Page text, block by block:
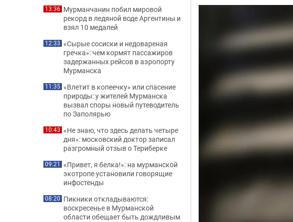
13:36 Мурманчанин побил мировой
рекорд в ледяной воде Аргентины и
взял 10 медалей
12:33 «Сырые сосиски и недовареная
гречка»: чем кормят пассажиров
задержанных рейсов в аэропорту
Мурманска
11:35 «Влетит в копеечку» или спасение
природы: у жителей Мурманска
вызвал споры новый путеводитель
по Заполярью
10:43 «Не знаю, что здесь делать четыре
дня»: московский доктор записал
разгромный отзыв о Териберке
09:21 «Привет, я белка!»: на мурманской
экотропе установили говорящие
инфостенды
08:20 Пикники откладываются:
воскресенье в Мурманской
области обещает быть дождливым